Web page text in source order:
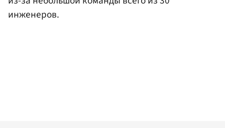
инженеров.